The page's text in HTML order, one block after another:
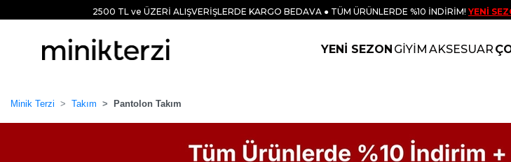
2500 TL ve ÜZERİ ALIŞVERİŞLERDE KARGO BEDAVA ● TÜM ÜRÜNLERDE %10 İNDİRİM! YENİ
YENİ SEZON GİYİM AKSESUAR
Minik Terzi Takım Pantolon Takım